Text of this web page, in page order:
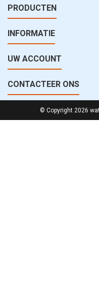
PRODUCTEN
INFORMATIE
UW ACCOUNT
CONTACTEER ONS
© Copyright 2026